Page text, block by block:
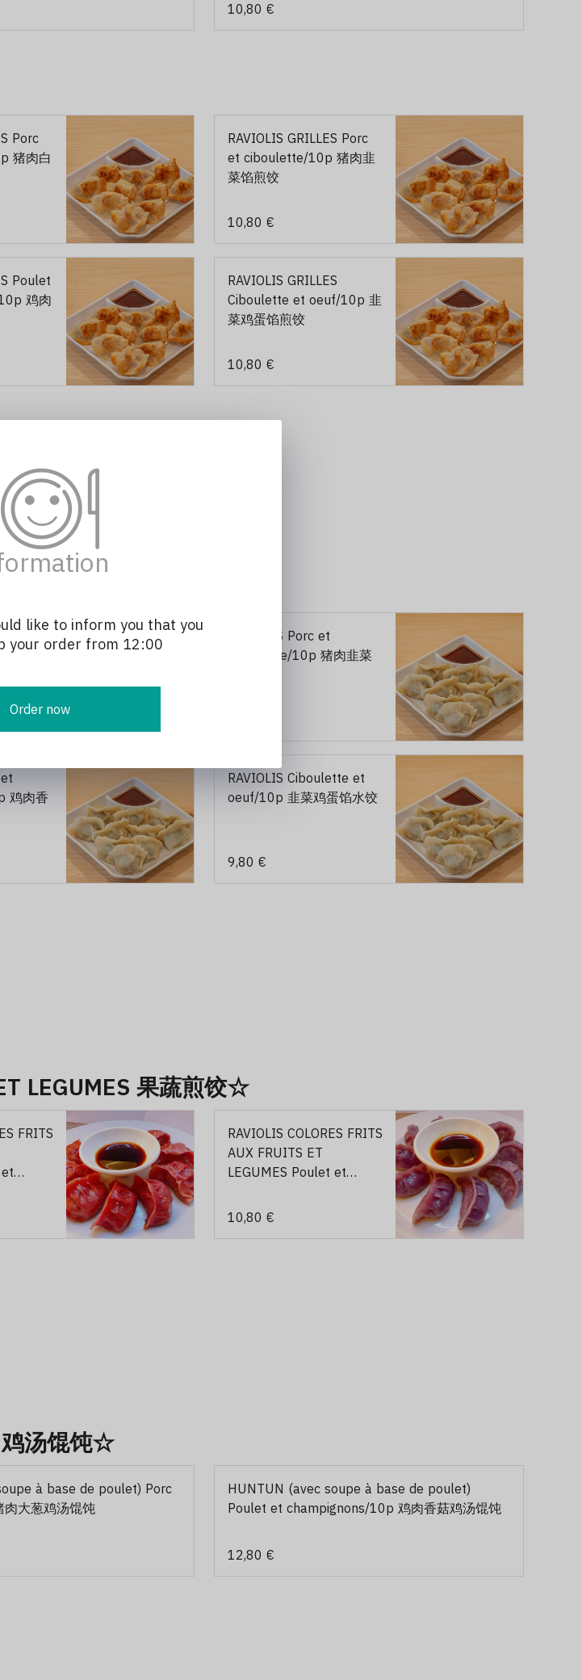
like to inform you that you
your order from 12:00
Order now
10,80 €
Porc
猪肉白
RAVIOLIS GRILLES Porc
et ciboulette/10p 猪肉韭
菜馅煎饺
10,80 €
Poulet
鸡肉
RAVIOLIS GRILLES
Ciboulette et oeuf/10p 韭
菜鸡蛋馅煎饺
10,80 €
馅水
RAVIOLIS Porc et
ciboulette/10p 猪肉韭菜
鸡肉香
RAVIOLIS Ciboulette et
oeuf/10p 韭菜鸡蛋馅水饺
9,80 €
LEGUMES 果蔬煎饺☆
FRITS
）
RAVIOLIS COLORES FRITS
AUX FRUITS ET
LEGUMES Poulet et
果蔬煎饺鸡肉香菇馅（蓝
10,80 €
汤馄饨☆
à base de poulet) Porc
大葱鸡汤馄饨
HUNTUN (avec soupe à base de poulet)
Poulet et champignons/10p 鸡肉香菇鸡汤馄饨
12,80 €